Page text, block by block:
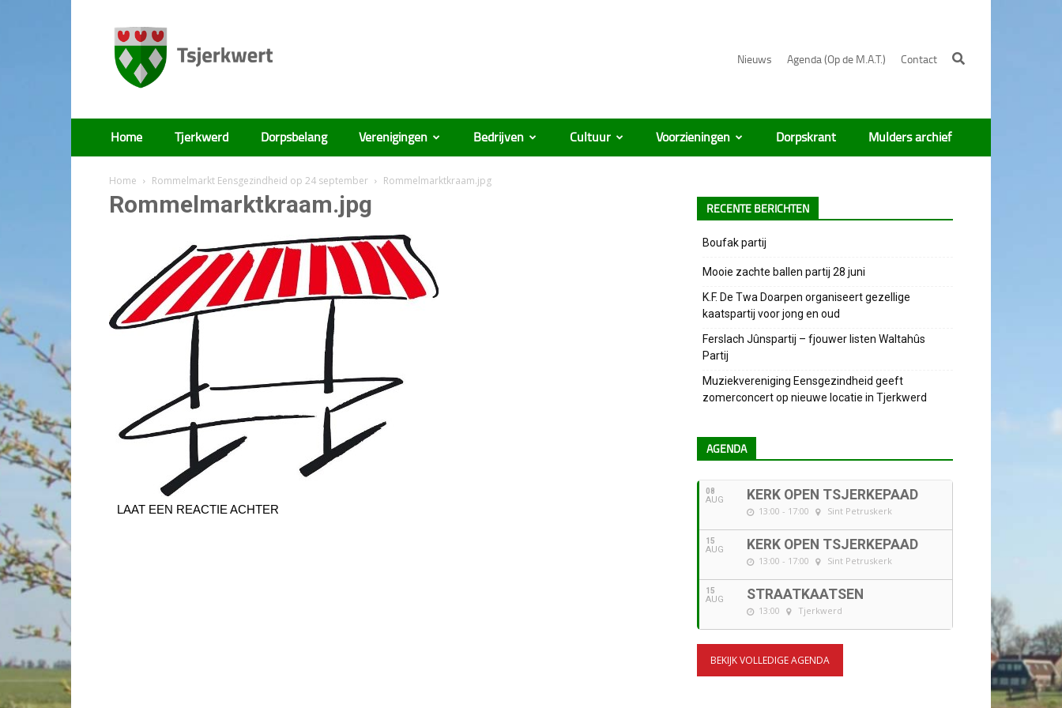
Nieuws Agenda (Op de M.A.T.) Contact
Tsjerkwert
Home Tjerkwerd Dorpsbelang Verenigingen Bedrijven Cultuur Voorzieningen Dorpskrant Mulders archief
Home Rommelmarkt Eensgezindheid op 24 september Rommelmarktkraam.jpg
Rommelmarktkraam.jpg
LAAT EEN REACTIE ACHTER
RECENTE BERICHTEN
Boufak partij
Mooie zachte ballen partij 28 juni
K.F. De Twa Doarpen organiseert gezellige
kaatspartij voor jong en oud
Ferslach Jûnspartij – fjouwer listen Waltahûs
Partij
Muziekvereniging Eensgezindheid geeft
zomerconcert op nieuwe locatie in Tjerkwerd
AGENDA
08
AUG KERK OPEN TSJERKEPAAD
13:00 - 17:00 Sint Petruskerk
15
AUG KERK OPEN TSJERKEPAAD
13:00 - 17:00 Sint Petruskerk
15
AUG STRAATKAATSEN
13:00 Tjerkwerd
BEKIJK VOLLEDIGE AGENDA